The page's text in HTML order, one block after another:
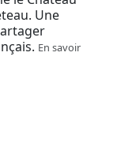
Une
En savoir